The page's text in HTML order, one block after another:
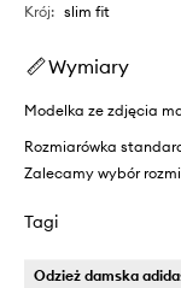
Krój: slim fit
Wymiary
Modelka ze zdjęcia
Rozmiarówka
Zalecamy wybór
Tagi
Odzież damska